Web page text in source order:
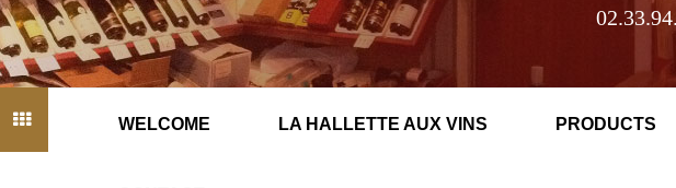
WELCOME LA HALLETTE AUX VINS PRODUCTS